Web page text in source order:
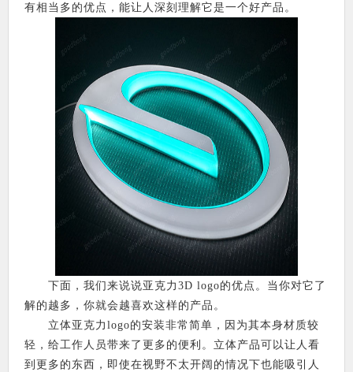
有相当多的优点，能让人深刻理解它是一个好产品。
下面，我们来说说亚克力3D logo的优点。当你对它了
解的越多，你就会越喜欢这样的产品。
立体亚克力logo的安装非常简单，因为其本身材质较
轻，给工作人员带来了更多的便利。立体产品可以让人看
到更多的东西，即使在视野不太开阔的情况下也能吸引人